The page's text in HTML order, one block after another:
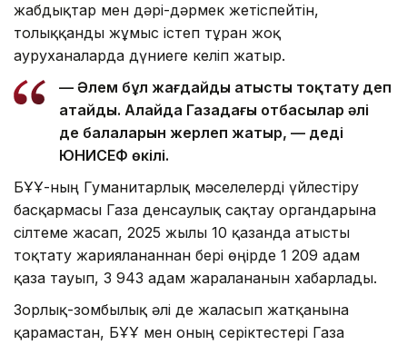
жабдықтар мен дәрі-дәрмек жетіспейтін,
толыққанды жұмыс істеп тұрған жоқ
ауруханаларда дүниеге келіп жатыр.
— Әлем бұл жағдайды атысты тоқтату деп
атайды. Алайда Газадағы отбасылар әлі
де балаларын жерлеп жатыр, — деді
ЮНИСЕФ өкілі.
БҰҰ-ның Гуманитарлық мәселелерді үйлестіру
басқармасы Газа денсаулық сақтау органдарына
сілтеме жасап, 2025 жылғы 10 қазанда атысты
тоқтату жарияланғаннан бері өңірде 1 209 адам
қаза тауып, 3 943 адам жараланғанын хабарлады.
Зорлық-зомбылық әлі де жалғасып жатқанына
қарамастан, БҰҰ мен оның серіктестері Газа